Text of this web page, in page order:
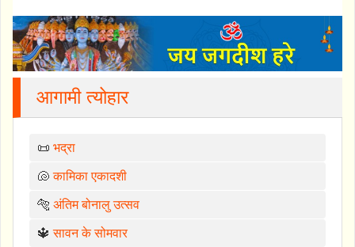
आगामी त्योहार
📜 भद्रा
🐚कामिका एकादशी
🐅 अंतिम बोनालु उत्सव
🔱सावन के सोमवार